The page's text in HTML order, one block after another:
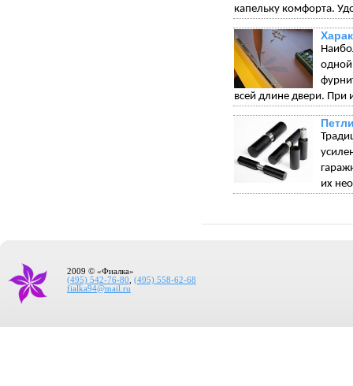
капельку комфорта.
всей длине двери. При
их
2009 © «Фиалка»
(495) 542-76-80
(495) 558-62-68
fialka94@mail.ru